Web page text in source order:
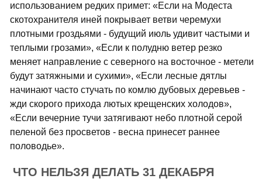
использованием редких примет: «Если на Модеста
скотохранителя иней покрывает ветви черемухи
плотными гроздьями - будущий июль удивит частыми и
теплыми грозами», «Если к полудню ветер резко
меняет направление с северного на восточное - метели
будут затяжными и сухими», «Если лесные дятлы
начинают часто стучать по комлю дубовых деревьев -
жди скорого прихода лютых крещенских холодов»,
«Если вечерние тучи затягивают небо плотной серой
пеленой без просветов - весна принесет раннее
половодье».
ЧТО НЕЛЬЗЯ ДЕЛАТЬ 31 ДЕКАБРЯ